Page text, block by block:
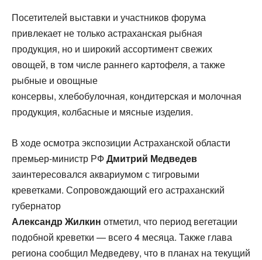
Посетителей выставки и участников форума
привлекает не только астраханская рыбная
продукция, но и широкий ассортимент свежих
овощей, в том числе раннего картофеля, а также
рыбные и овощные
консервы, хлебобулочная, кондитерская и молочная
продукция, колбасные и мясные изделия.
В ходе осмотра экспозиции Астраханской области
премьер-министр РФДмитрий Медведев
заинтересовался аквариумом с тигровыми
креветками. Сопровождающий его астраханский
губернатор
Александр Жилкин отметил, что период вегетации
подобной креветки — всего 4 месяца. Также глава
региона сообщил Медведеву, что в планах на текущий